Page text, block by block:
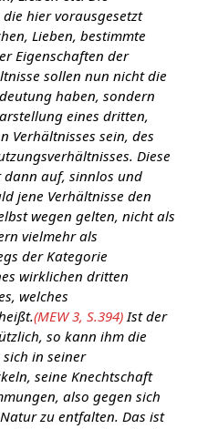
hier vorausgesetzt
Lieben, bestimmte
Eigenschaften der
sollen nun nicht die
haben, sondern
eines dritten,
Verhältnisses sein, des
Diese
auf, sinnlos und
jene Verhältnisse den
wegen gelten, nicht als
vielmehr als
der Kategorie
wirklichen dritten
welches
(MEW 3, S.394)Ist der
so kann ihm die
in seiner
seine Knechtschaft
also gegen sich
zu entfalten. Das ist